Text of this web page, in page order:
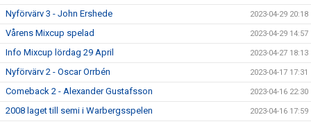
Nyförvärv 3 - John Ershede 2023-04-29 20:18
Vårens Mixcup spelad 2023-04-29 14:57
Info Mixcup lördag 29 April 2023-04-27 18:13
Nyförvärv 2 - Oscar Orrbén 2023-04-17 17:31
Comeback 2 - Alexander Gustafsson 2023-04-16 22:30
2008 laget till semi i Warbergsspelen 2023-04-16 17:59